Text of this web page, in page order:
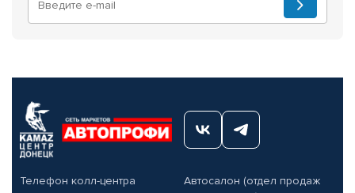
Телефон колл-центра
Автосалон (отдел продаж